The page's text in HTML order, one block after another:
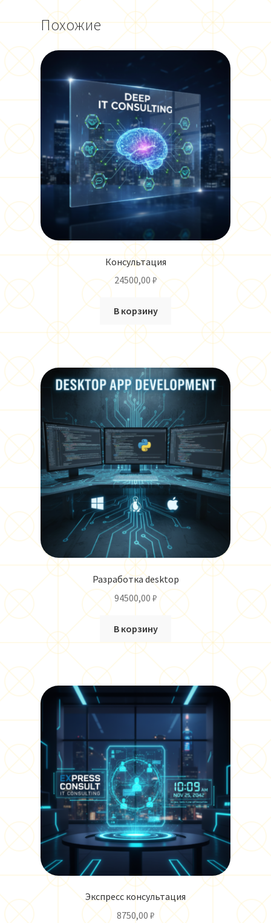
Похожие
Консультация
24500,00 ₽
В корзину
Разработка desktop
94500,00 ₽
В корзину
Экспресс консультация
8750,00 ₽